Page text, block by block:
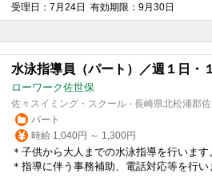
受理日：7月24日 有効期限：9月30日
水泳指導員（パート）／週１日・
ローワーク佐世保
佐々スイミング・スクール - 長崎県北松浦郡
パート
時給 1,040円 ～ 1,300円
＊子供から大人までの水泳指導を行います
＊指導に伴う事務補助、電話対応等を行い